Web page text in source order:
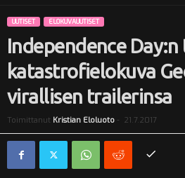
UUTISET ELOKUVAUUTISET
Independence
katastrofielokuva
virallisen trailerinsa
Toimittanut Kristian Eloluoto - 21.7.2017